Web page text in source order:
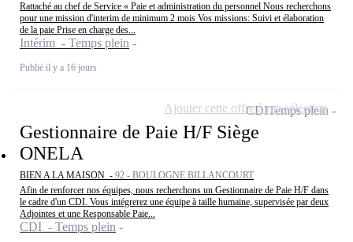
Rattaché au chef de Service « Paie et administration du personnel Nous recherchons
pour une mission d'interim de minimum 2 mois Vos missions: Suivi et élaboration
de la paie Prise en charge des...
Intérim - Temps plein
Publié il y a 16 jours
Gestionnaire de Paie H/F Siège
ONELA
BIEN A LA MAISON - 92 - BOULOGNE BILLANCOURT
Afin de renforcer nos équipes, nous recherchons un Gestionnaire de Paie H/F dans
le cadre d'un CDI. Vous intégrerez une équipe à taille humaine, supervisée par deux
Adjointes et une Responsable Paie...
CDI - Temps plein
CDITemps plein
Ajouter cette offre à ma sélection